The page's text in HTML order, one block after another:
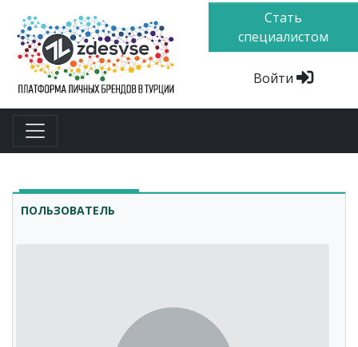
Стать
специалистом
Войти
ПОЛЬЗОВАТЕЛЬ